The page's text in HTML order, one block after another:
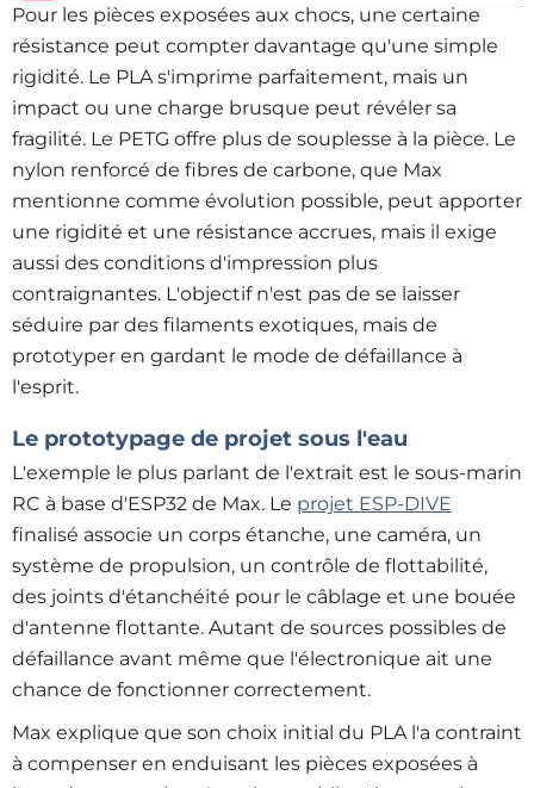
Pour les pièces exposées aux chocs, une certaine
résistance peut compter davantage qu'une simple
rigidité. Le PLA s'imprime parfaitement, mais un
impact ou une charge brusque peut révéler sa
fragilité. Le PETG offre plus de souplesse à la pièce. Le
nylon renforcé de fibres de carbone, que Max
mentionne comme évolution possible, peut apporter
une rigidité et une résistance accrues, mais il exige
aussi des conditions d'impression plus
contraignantes. L'objectif n'est pas de se laisser
séduire par des filaments exotiques, mais de
prototyper en gardant le mode de défaillance à
l'esprit.
Le prototypage de projet sous l'eau
L'exemple le plus parlant de l'extrait est le sous-marin
RC à base d'ESP32 de Max. Le projet ESP-DIVE
finalisé associe un corps étanche, une caméra, un
système de propulsion, un contrôle de flottabilité,
des joints d'étanchéité pour le câblage et une bouée
d'antenne flottante. Autant de sources possibles de
défaillance avant même que l'électronique ait une
chance de fonctionner correctement.
Max explique que son choix initial du PLA l'a contraint
à compenser en enduisant les pièces exposées à